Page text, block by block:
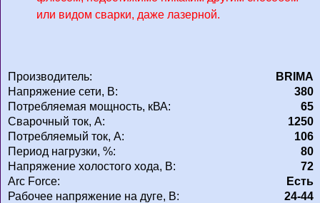
или видом сварки, даже лазерной.
Производитель:
BRIMA
Напряжение сети, В:
380
Потребляемая мощность, кВА:
65
Сварочный ток, А:
1250
Потребляемый ток, А:
106
Период нагрузки, %:
80
Напряжение холостого хода, В:
72
Arc Force:
Есть
Рабочее напряжение на дуге, В:
24-44